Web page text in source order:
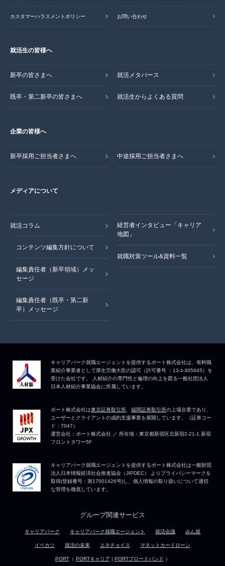
カスタマーハラスメントポリシー お問い合わせ
就活生の皆様へ
新卒の皆さまへ 就活メタバース
既卒・第二新卒の皆さまへ 就活生からよくある質問
企業の皆様へ
新卒採用ご担当者さまへ 中途採用ご担当者さまへ
メディアについて
就活コラム
コンテンツ編集方針について
編集責任者（新卒領域）メッ
セージ
編集責任者（既卒・第二新
卒）メッセージ
経営者インタビュー「キャリア
地図」
就職対策ツール&資料一覧